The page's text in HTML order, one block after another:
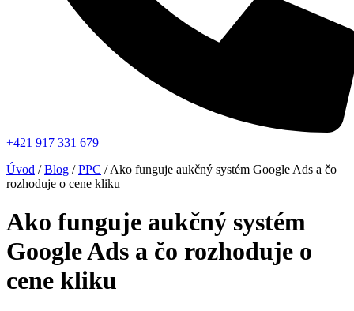
+421 917 331 679
Úvod /Blog /PPC /Ako funguje aukčný systém Google Ads a čo
rozhoduje o cene kliku
Ako funguje aukčný systém
Google Ads a čo rozhoduje o
cene kliku